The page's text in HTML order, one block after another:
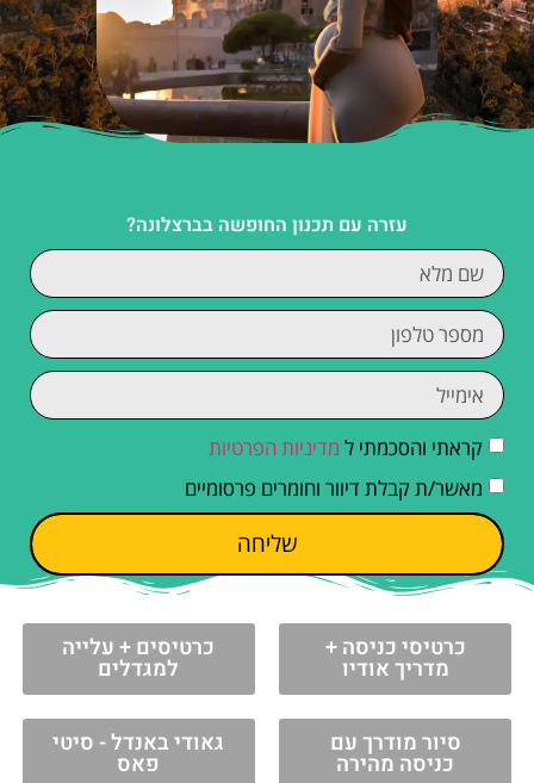
עזרה עם תכנון החופשה בברצלונה?
קראתי והסכמתי ל מדיניות הפרטיות
מאשר/ת קבלת דיוור וחומרים פרסומיים
שליחה
כרטיסי כניסה +
מדריך אודיו
כרטיסים + עלייה
למגדלים
סיור מודרך עם
כניסה מהירה
גאודי באנדל - סיטי
פאס